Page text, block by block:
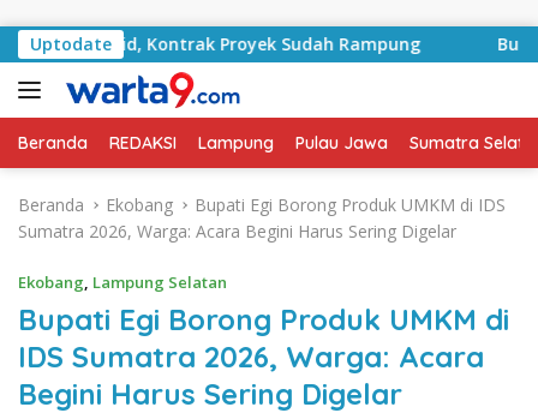
UptodateKontrak Proyek Sudah Rampung Bulan
Beranda REDAKSI Lampung Pulau Jawa Sumatra
Beranda Ekobang
Bupati Egi Borong Produk UMKM di IDS
Sumatra 2026, Warga: Acara Begini Harus Sering Digelar
Ekobang, Lampung Selatan
Bupati Egi Borong Produk UMKM di
IDS Sumatra 2026, Warga: Acara
Begini Harus Sering Digelar